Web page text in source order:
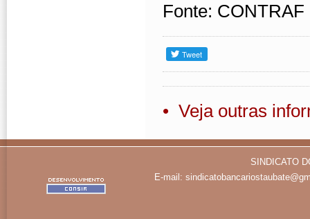
Fonte: CONTRAF
• Veja outras
SINDICATO
E-mail: